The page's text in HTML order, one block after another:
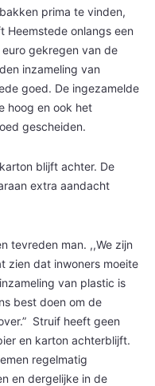
prima te vinden,
Heemstede onlangs een
gekregen van de
inzameling van
goed. De ingezamelde
hoog en ook het
gescheiden.
blijft achter. De
extra aandacht
tevreden man. ,,We zijn
zien dat inwoners moeite
van plastic is
best doen om de
Struif heeft geen
en karton achterblijft.
regelmatig
en dergelijke in de